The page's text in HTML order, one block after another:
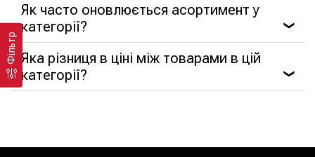
Як часто оновлюється асортимент у
категорії?
❯
Яка різниця в ціні між товарами в цій
категорії?
❯
Фільтр